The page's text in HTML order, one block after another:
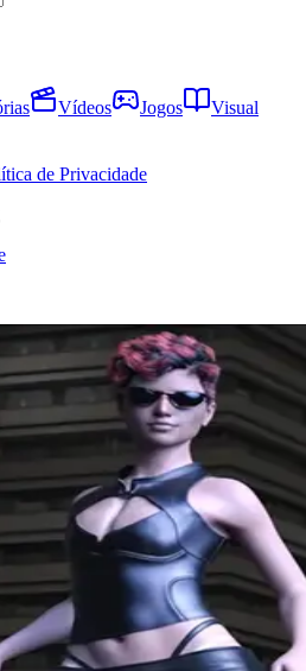
Vídeos Jogos
Visual
de Privacidade